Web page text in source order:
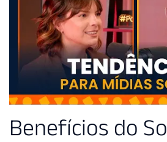
Benefícios do